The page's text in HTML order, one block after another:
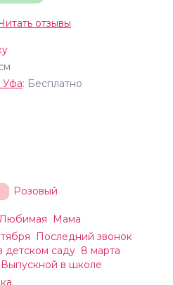
Уфа: Бесплатно
отзывы
Розовый
Мама
Последний звонок
детском саду 8 марта
Выпускной в школе